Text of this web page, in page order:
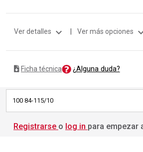
Ver detalles expand_more Ver más opciones
Ficha técnica ¿Alguna duda?
100 84-115/10
Registrarse o log in para empezar